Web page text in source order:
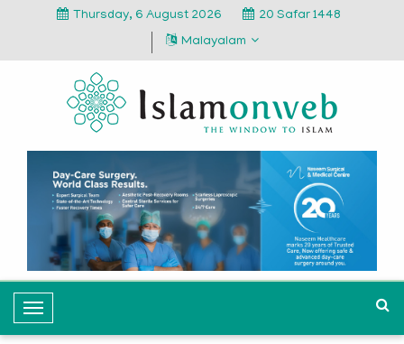
Thursday, 6 August 2026
20 Safar 1448
Malayalam
T
o